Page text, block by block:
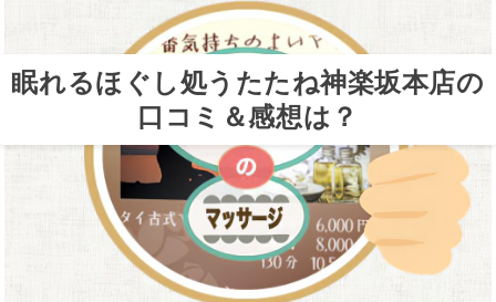
眠れるほぐし処うたたね神楽坂本店の
口コミ＆感想は？